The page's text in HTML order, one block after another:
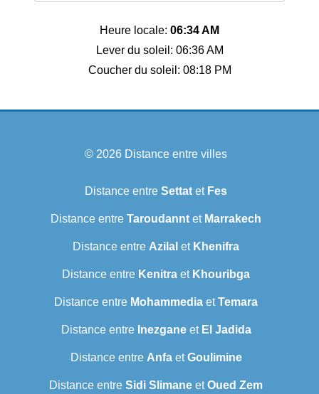
Heure locale: 06:34 AM
Lever du soleil: 06:36 AM
Coucher du soleil: 08:18 PM
© 2026 Distance entre villes
Distance entre Settat et Fes
Distance entre Taroudannt et Marrakech
Distance entre Azilal et Khenifra
Distance entre Kenitra et Khouribga
Distance entre Mohammedia etTemara
Distance entre Inezganeet El Jadida
Distance entre AnfaetGoulimine
Distance entre Sidi Slimane etOued Zem